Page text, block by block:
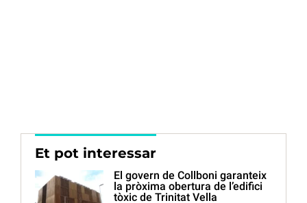
Et pot interessar
El govern de Collboni garanteix
la pròxima obertura de l’edifici
tòxic de Trinitat Vella